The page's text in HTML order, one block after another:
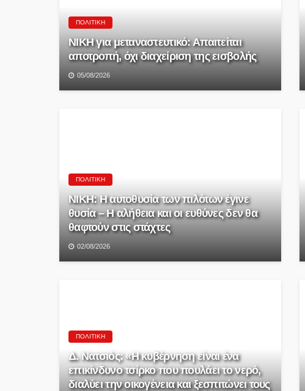
ΠΟΛΙΤΙΚΉ
ΝΙΚΗ για μεταναστευτικό: Απαιτείται
αποτροπή, όχι διαχείριση της εισβολής
05/08/2026
ΠΟΛΙΤΙΚΉ
ΝΙΚΗ: Η αυτοθυσία των πιλότων έγινε
θυσία – Η αλήθεια και οι ευθύνες δεν θα
θαφτούν στις στάχτες
02/08/2026
ΠΟΛΙΤΙΚΉ
Δ. Νατσιός: «Η κυβέρνηση είναι ένα
επικίνδυνο τσίρκο που πουλάει το νερό,
διαλύει την οικογένεια και ξεσπιτώνει τους